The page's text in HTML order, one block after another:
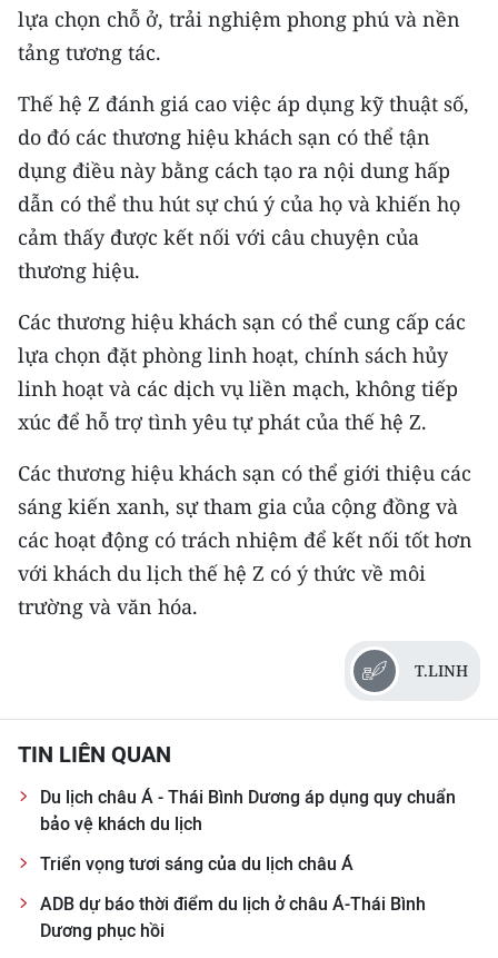
lựa chọn chỗ ở, trải nghiệm phong phú và nền
tảng tương tác.
Thế hệ Z đánh giá cao việc áp dụng kỹ thuật số,
do đó các thương hiệu khách sạn có thể tận
dụng điều này bằng cách tạo ra nội dung hấp
dẫn có thể thu hút sự chú ý của họ và khiến họ
cảm thấy được kết nối với câu chuyện của
thương hiệu.
Các thương hiệu khách sạn có thể cung cấp các
lựa chọn đặt phòng linh hoạt, chính sách hủy
linh hoạt và các dịch vụ liền mạch, không tiếp
xúc để hỗ trợ tình yêu tự phát của thế hệ Z.
Các thương hiệu khách sạn có thể giới thiệu các
sáng kiến xanh, sự tham gia của cộng đồng và
các hoạt động có trách nhiệm để kết nối tốt hơn
với khách du lịch thế hệ Z có ý thức về môi
trường và văn hóa.
T.LINH
TIN LIÊN QUAN
Du lịch châu Á - Thái Bình Dương áp dụng quy chuẩn
bảo vệ khách du lịch
Triển vọng tươi sáng của du lịch châu Á
ADB dự báo thời điểm du lịch ở châu Á-Thái Bình
Dương phục hồi